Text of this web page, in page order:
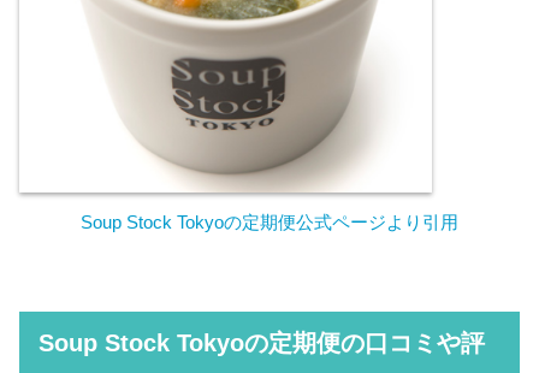
Soup Stock Tokyoの定期便公式ページより引用
Soup Stock Tokyoの定期便の口コミや評